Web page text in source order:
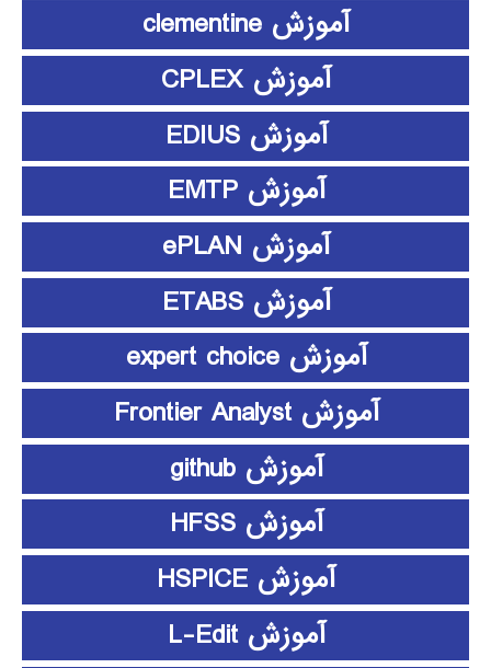
آموزش clementine
آموزش CPLEX
آموزش EDIUS
آموزش EMTP
آموزش ePLAN
آموزش ETABS
آموزش expert choice
آموزش Frontier Analyst
آموزش github
آموزش HFSS
آموزش HSPICE
آموزش L-Edit